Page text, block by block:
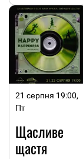
21 серпня 19:00,
Пт
Щасливе
щастя